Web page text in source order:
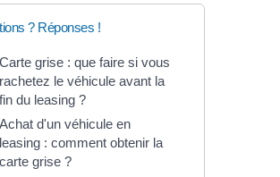
? Réponses !
Carte grise : que faire si vous
rachetez le véhicule avant la
fin du leasing ?
Achat d'un véhicule en
leasing : comment obtenir la
carte grise ?